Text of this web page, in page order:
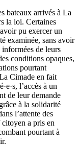
bateaux arrivés à La
la loi. Certaines
pu exercer un
examinée, sans avoir
informées de leurs
conditions opaques,
pourtant
Cimade en fait
l’accès à un
de leur demande
à la solidarité
l’attente des
a pris en
pourtant à